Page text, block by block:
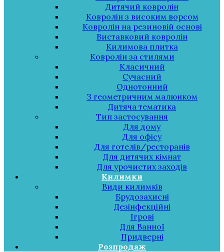
Дитячий ковролін
Ковролін з високим ворсом
Ковролін на резиновій основі
Виставковий ковролін
Килимова плитка
Ковролін за стилями
Класичний
Сучасний
Однотонний
З геометричним малюнком
Дитяча тематика
Тип застосування
Для дому
Для офісу
Для готелів/ресторанів
Для дитячих кімнат
Для урочистих заходів
Килимки
Види килимків
Брудозахисні
Дезінфекційні
Ігрові
Для Ванної
Придверні
Розпродаж